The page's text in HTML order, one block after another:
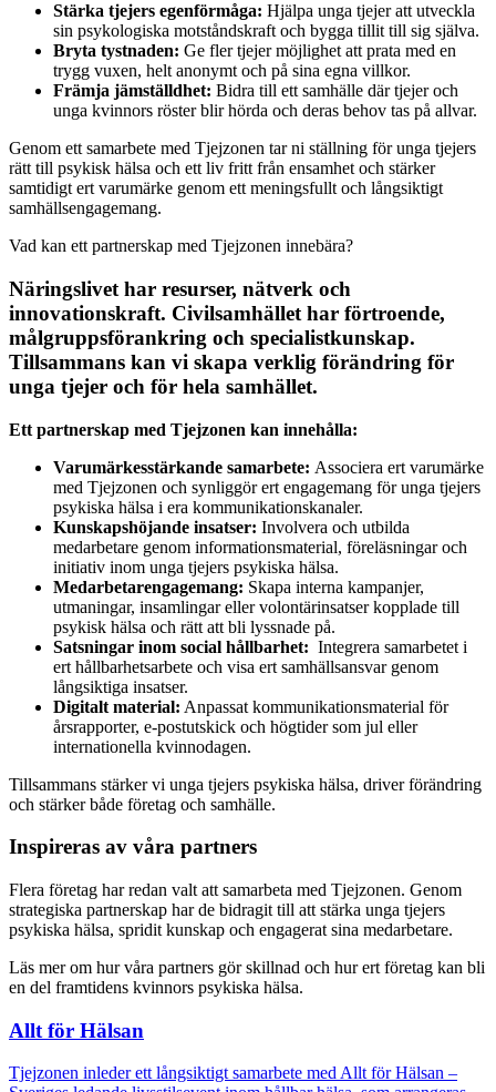
Stärka tjejers egenförmåga: Hjälpa unga tjejer att utveckla
sin psykologiska motståndskraft och bygga tillit till sig själva.
Bryta tystnaden: Ge fler tjejer möjlighet att prata med en
trygg vuxen, helt anonymt och på sina egna villkor.
Främja jämställdhet: Bidra till ett samhälle där tjejer och
unga kvinnors röster blir hörda och deras behov tas på allvar.
Genom ett samarbete med Tjejzonen tar ni ställning för unga tjejers
rätt till psykisk hälsa och ett liv fritt från ensamhet och stärker
samtidigt ert varumärke genom ett meningsfullt och långsiktigt
samhällsengagemang.
Vad kan ett partnerskap med Tjejzonen innebära?
Näringslivet har resurser, nätverk och
innovationskraft. Civilsamhället har förtroende,
målgruppsförankring och specialistkunskap.
Tillsammans kan vi skapa verklig förändring för
unga tjejer och för hela samhället.
Ett partnerskap med Tjejzonen kan innehålla:
Varumärkesstärkande samarbete: Associera ert varumärke
med Tjejzonen och synliggör ert engagemang för unga tjejers
psykiska hälsa i era kommunikationskanaler.
Kunskapshöjande insatser: Involvera och utbilda
medarbetare genom informationsmaterial, föreläsningar och
initiativ inom unga tjejers psykiska hälsa.
Medarbetarengagemang: Skapa interna kampanjer,
utmaningar, insamlingar eller volontärinsatser kopplade till
psykisk hälsa och rätt att bli lyssnade på.
Satsningar inom social hållbarhet: Integrera samarbetet i
ert hållbarhetsarbete och visa ert samhällsansvar genom
långsiktiga insatser.
Digitalt material: Anpassat kommunikationsmaterial för
årsrapporter, e-postutskick och högtider som jul eller
internationella kvinnodagen.
Tillsammans stärker vi unga tjejers psykiska hälsa, driver förändring
och stärker både företag och samhälle.
Inspireras av våra partners
Flera företag har redan valt att samarbeta med Tjejzonen. Genom
strategiska partnerskap har de bidragit till att stärka unga tjejers
psykiska hälsa, spridit kunskap och engagerat sina medarbetare.
Läs mer om hur våra partners gör skillnad och hur ert företag kan bli
en del framtidens kvinnors psykiska hälsa.
Allt för Hälsan
Tjejzonen inleder ett långsiktigt samarbete med Allt för Hälsan –